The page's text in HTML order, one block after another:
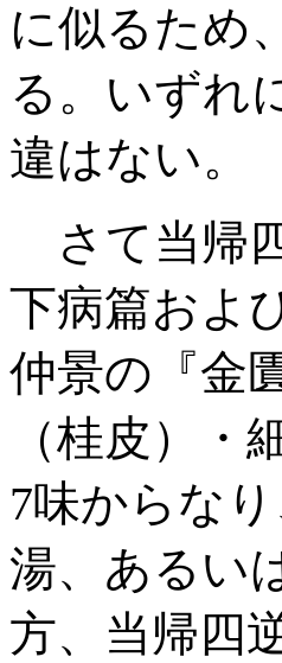
に似るため
る。いずれ
違はない。
さて当帰
下病篇およ
仲景の『金
（桂皮）
7味からな
湯、あるい
方、当帰四